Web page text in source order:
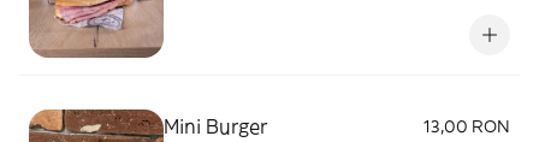
Mini Burger
13,00 RON